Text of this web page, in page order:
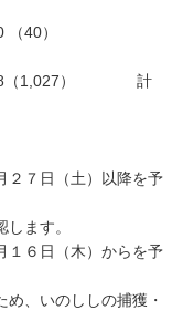
（40）
） 計
２７日（土）以降を予
ます。
１６日（木）からを予
、いのししの捕獲・